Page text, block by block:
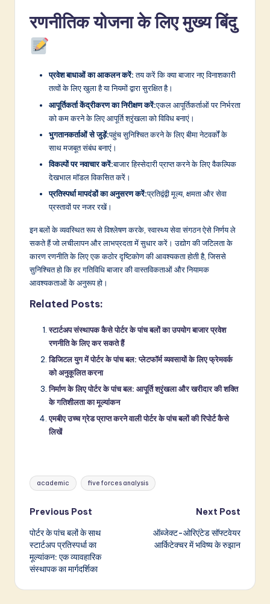
रणनीतिक योजना के लिए मुख्य बिंदु
प्रवेश बाधाओं का आकलन करें:तय करें कि क्या बाजार नए विनाशकारी
तत्वों के लिए खुला है या नियमों द्वारा सुरक्षित है।
आपूर्तिकर्ता केंद्रीकरण का निरीक्षण करें:एकल आपूर्तिकर्ताओं पर निर्भरता
को कम करने के लिए आपूर्ति श्रृंखला को विविध बनाएं।
भुगतानकर्ताओं से जुड़ें:पहुंच सुनिश्चित करने के लिए बीमा नेटवर्कों के
साथ मजबूत संबंध बनाएं।
विकल्पों पर नवाचार करें:बाजार हिस्सेदारी प्राप्त करने के लिए वैकल्पिक
देखभाल मॉडल विकसित करें।
प्रतिस्पर्धा मापदंडों का अनुसरण करें:प्रतिद्वंद्वी मूल्य, क्षमता और सेवा
प्रस्तावों पर नजर रखें।
इन बलों के व्यवस्थित रूप से विश्लेषण करके, स्वास्थ्य सेवा संगठन ऐसे निर्णय ले
सकते हैं जो लचीलापन और लाभप्रदता में सुधार करें। उद्योग की जटिलता के
कारण रणनीति के लिए एक कठोर दृष्टिकोण की आवश्यकता होती है, जिससे
सुनिश्चित हो कि हर गतिविधि बाजार की वास्तविकताओं और नियामक
आवश्यकताओं के अनुरूप हो।
Related Posts:
स्टार्टअप संस्थापक कैसे पोर्टर के पांच बलों का उपयोग बाजार प्रवेश
रणनीति के लिए कर सकते हैं
डिजिटल युग में पोर्टर के पांच बल: प्लेटफॉर्म व्यवसायों के लिए फ्रेमवर्क
को अनुकूलित करना
निर्माण के लिए पोर्टर के पांच बल: आपूर्ति श्रृंखला और खरीदार की शक्ति
के गतिशीलता का मूल्यांकन
एमबीए उच्च ग्रेड प्राप्त करने वाली पोर्टर के पांच बलों की रिपोर्ट कैसे
लिखें
Tags:
academic five forces analysis
Post
navigation
Previous Post
पोर्टर के पांच बलों के साथ
स्टार्टअप प्रतिस्पर्धा का
मूल्यांकन: एक व्यावहारिक
संस्थापक का मार्गदर्शिका
Next Post
ऑब्जेक्ट-ओरिएंटेड सॉफ्टवेयर
आर्किटेक्चर में भविष्य के रुझान